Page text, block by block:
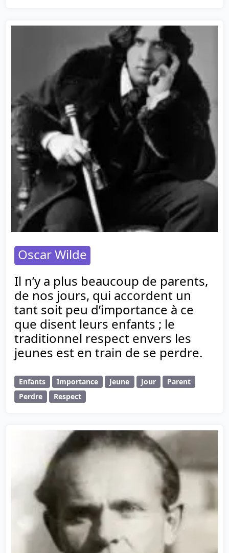
Oscar Wilde
Il n’y a plus beaucoup de parents,
de nos jours, qui accordent un
tant soit peu d’importance à ce
que disent leurs enfants ; le
traditionnel respect envers les
jeunes est en train de se perdre.
Enfants Importance Jeune Jour
Parent
Perdre
Respect